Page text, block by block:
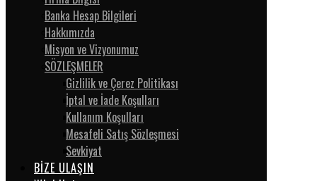
Banka Hesap Bilgileri
Hakkımızda
Misyon ve Vizyonumuz
SÖZLEŞMELER
Gizlilik ve Çerez Politikası
İptal ve İade Koşulları
Kullanım Koşulları
Mesafeli Satış Sözleşmesi
Sevkiyat
BİZE ULAŞIN